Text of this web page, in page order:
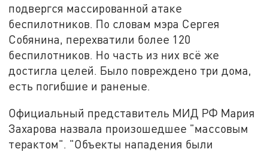
подвергся массированной атаке
беспилотников. По словам мэра Сергея
Собянина, перехватили более 120
беспилотников. Но часть из них всё же
достигла целей. Было повреждено три дома,
есть погибшие и раненые.
Официальный представитель МИД РФ Мария
Захарова назвала произошедшее "массовым
терактом". "Объекты нападения были